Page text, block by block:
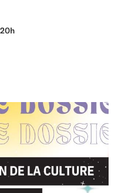
Vanier
la diaspora maghrébine
migratoires vécues au
comprendre les
Son parcours,
et culturels
par sa tante Aicha et fait